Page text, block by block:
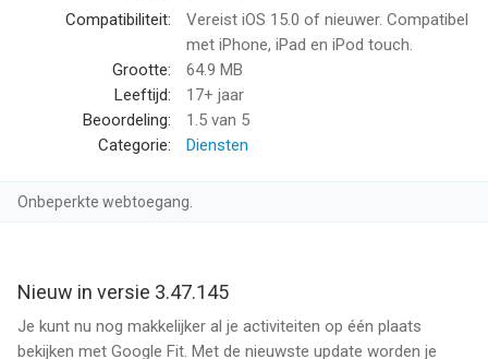
betaal onderweg en meer.
• LAAT ZIEN WIE JE BENT: Wear OS by Google biedt honderden
stijlen (bijvoorbeeld geïnspireerd door mode of fitness, of
gewoon lekker gek) en duizenden aanpasbare wijzerplaten
waarmee je je persoonlijkheid kunt laten zien.
De ondersteunde functies kunnen verschillen per smartwatch,
Compatibiliteit:
Vereist iOS 15.0 of nieuwer. Compatibel
met iPhone, iPad en iPod touch.
Grootte:
64.9 MB
Leeftijd:
17+ jaar
Beoordeling:
1.5 van 5
Categorie:
Diensten
Onbeperkte webtoegang.
Nieuw in versie 3.47.145
Je kunt nu nog makkelijker al je activiteiten op één plaats
bekijken met Google Fit. Met de nieuwste update worden je